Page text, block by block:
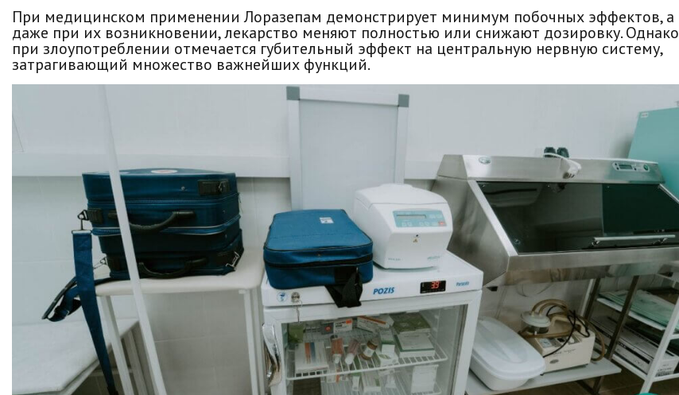
При медицинском применении Лоразепам демонстрирует минимум побочных эффектов, а
даже при их возникновении, лекарство меняют полностью или снижают дозировку. Однако
при злоупотреблении отмечается губительный эффект на центральную нервную систему,
затрагивающий множество важнейших функций.